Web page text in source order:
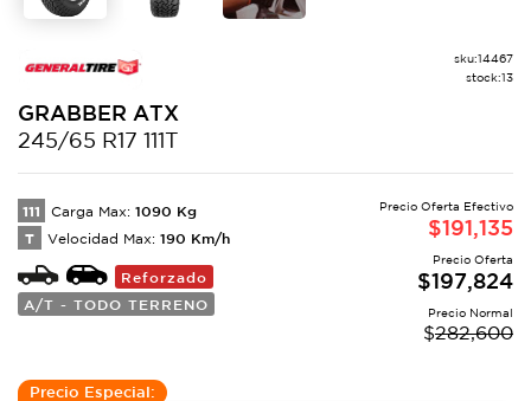
sku:14467
stock:13
GRABBER ATX
245/65 R17 111T
111 Carga Max: 1090 Kg
T Velocidad Max: 190 Km/h
Reforzado
A/T - TODO TERRENO
Precio Oferta Efectivo
$191,135
Precio Oferta
$197,824
Precio Normal
$282,600
Precio Especial: